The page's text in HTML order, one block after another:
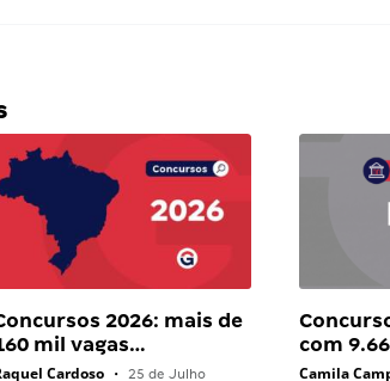
2026: mais de
mil vagas…
Cardoso • 25 de Julho
com
Camila